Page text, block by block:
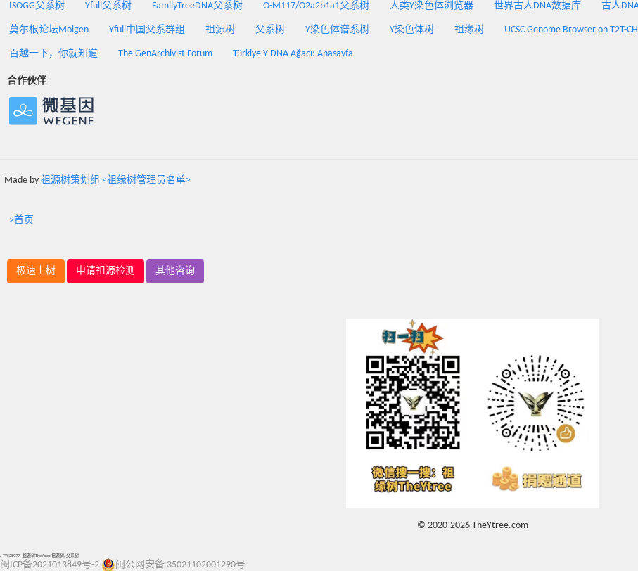
ISOGG父系树 Yfull父系树 FamilyTreeDNA父系树 O-M117/O2a2b1a1父系树 人类Y染色体浏览器 世界古人DNA数据库 古人
莫尔根论坛Molgen Yfull中国父系群组 祖源树 父系树 Y染色体谱系树 Y染色体树 祖缘树 UCSC Genome Browser on T2T-
百越一下，你就知道 The GenArchivist Forum Türkiye Y-DNA Ağacı: Anasayfa
合作伙伴
Made by 祖源树策划组 <祖缘树管理员名单>
>首页
极速上树 申请祖源检测 其他咨询
© 2020-2026 TheYtree.com
J-TY528979 - 祖源树TheYtree 祖源树, 父系树
闽ICP备2021013849号-2 闽公网安备 35021102001290号